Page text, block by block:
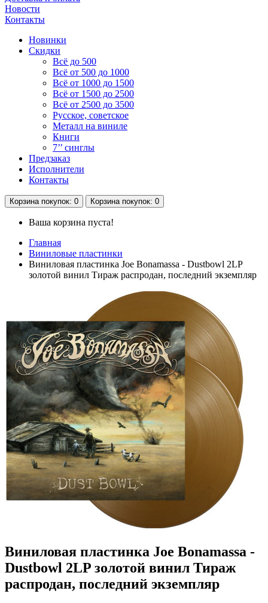
Новости
Контакты
Новинки
Скидки
Всё до 500
Всё от 500 до 1000
Всё от 1000 до 1500
Всё от 1500 до 2500
Всё от 2500 до 3500
Русское, советское
Металл на виниле
Книги
7’’ синглы
Предзаказ
Исполнители
Контакты
Корзина покупок: 0 Корзина покупок: 0
Ваша корзина пуста!
Главная
Виниловые пластинки
Виниловая пластинка Joe Bonamassa - Dustbowl 2LP
золотой винил Тираж распродан, последний экземпляр
Виниловая пластинка Joe Bonamassa -
Dustbowl 2LP золотой винил Тираж
распродан, последний экземпляр